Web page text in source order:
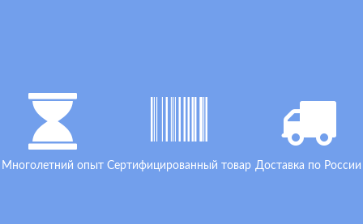
Многолетний опыт Сертифицированный товар Доставка по России